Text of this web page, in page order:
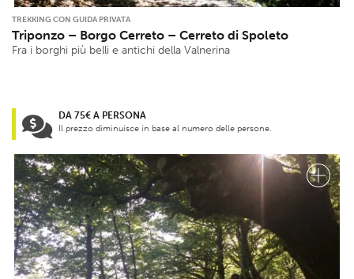
TREKKING CON GUIDA PRIVATA
Triponzo – Borgo Cerreto – Cerreto di Spoleto
Fra i borghi più belli e antichi della Valnerina
DA 75€ A PERSONA
Il prezzo diminuisce in base al numero delle persone.